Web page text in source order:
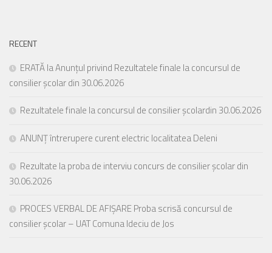
RECENT
ERATĂ la Anunțul privind Rezultatele finale la concursul de
consilier școlar din 30.06.2026
Rezultatele finale la concursul de consilier școlardin 30.06.2026
ANUNȚ întrerupere curent electric localitatea Deleni
Rezultate la proba de interviu concurs de consilier școlar din
30.06.2026
PROCES VERBAL DE AFIȘARE Proba scrisă concursul de
consilier școlar – UAT Comuna Ideciu de Jos